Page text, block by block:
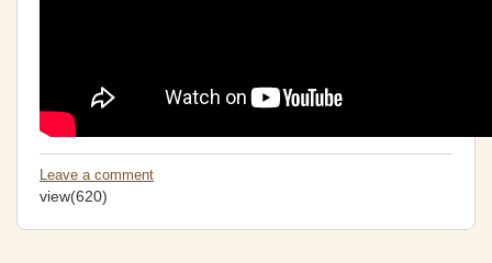
Leave a comment
view(620)